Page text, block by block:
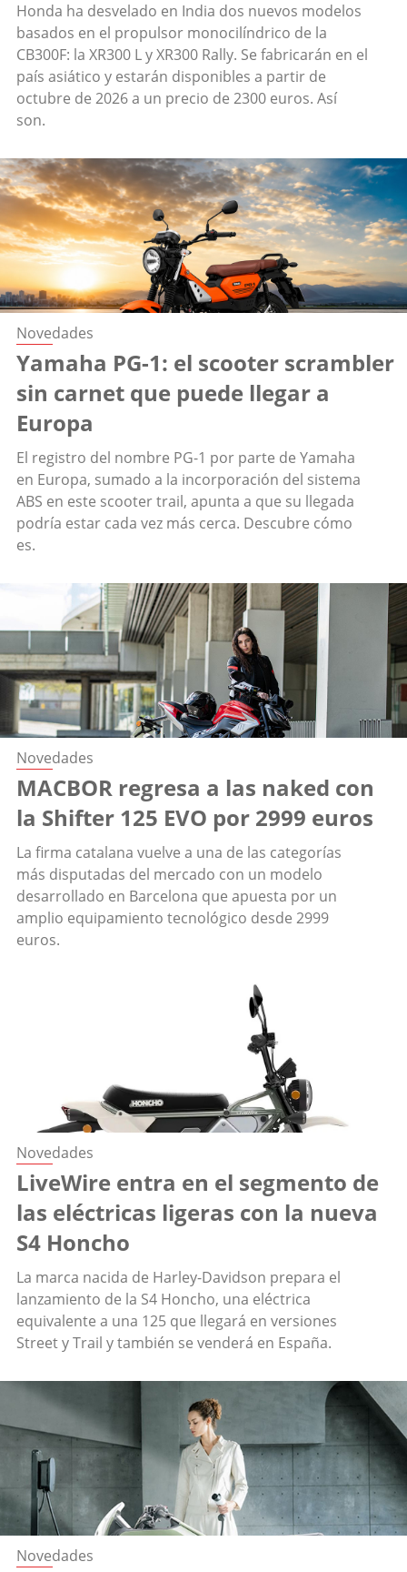
Honda ha desvelado en India dos nuevos modelos
basados en el propulsor monocilíndrico de la
CB300F: la XR300 L y XR300 Rally. Se fabricarán en el
país asiático y estarán disponibles a partir de
octubre de 2026 a un precio de 2300 euros. Así
son.
Novedades
Yamaha PG-1: el scooter scrambler
sin carnet que puede llegar a
Europa
El registro del nombre PG-1 por parte de Yamaha
en Europa, sumado a la incorporación del sistema
ABS en este scooter trail, apunta a que su llegada
podría estar cada vez más cerca. Descubre cómo
es.
Novedades
MACBOR regresa a las naked con
la Shifter 125 EVO por 2999 euros
La firma catalana vuelve a una de las categorías
más disputadas del mercado con un modelo
desarrollado en Barcelona que apuesta por un
amplio equipamiento tecnológico desde 2999
euros.
Novedades
LiveWire entra en el segmento de
las eléctricas ligeras con la nueva
S4 Honcho
La marca nacida de Harley-Davidson prepara el
lanzamiento de la S4 Honcho, una eléctrica
equivalente a una 125 que llegará en versiones
Street y Trail y también se venderá en España.
Novedades